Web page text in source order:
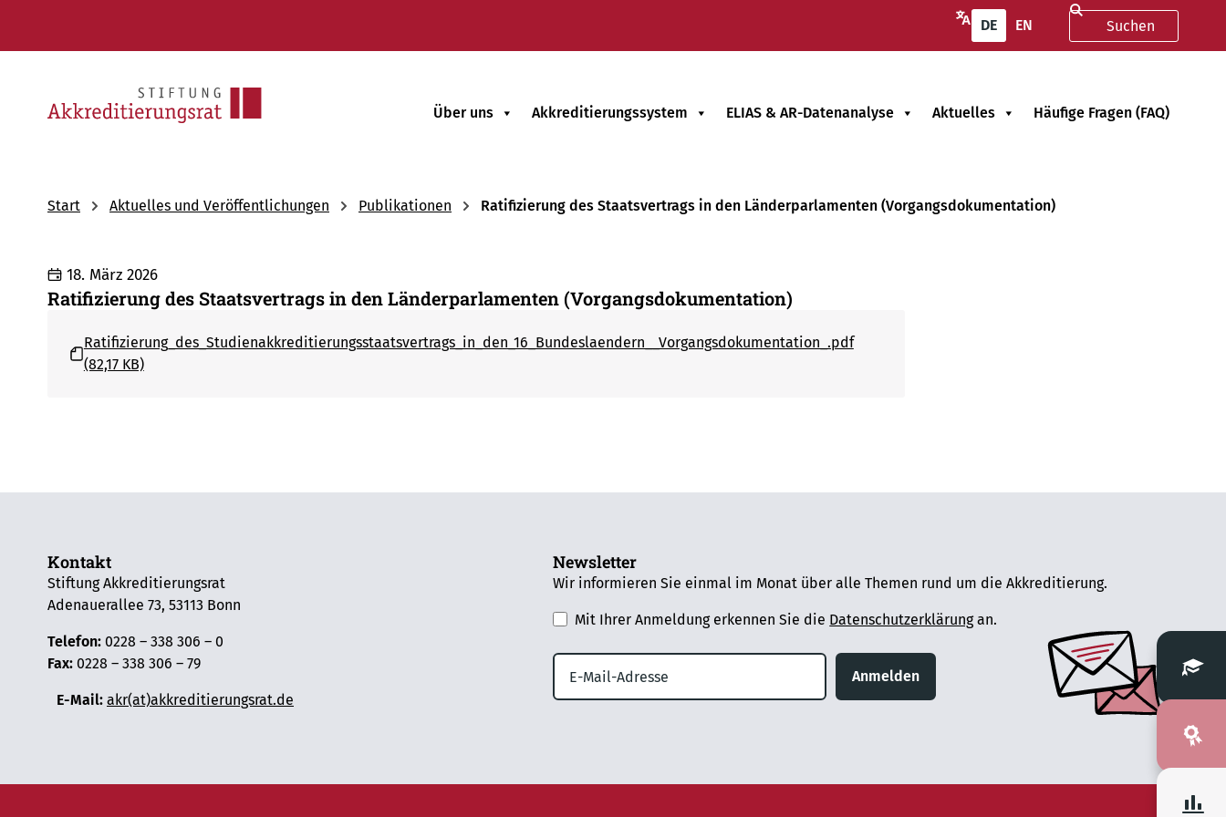
DE EN
Über uns Akkreditierungssystem ELIAS & AR-Datenanalyse Aktuelles Häufige Fragen (FAQ)
Start Aktuelles und Veröffentlichungen Publikationen Ratifizierung des Staatsvertrags in den Länderparlamenten (Vorgangsdokumentation)
18. März 2026
Ratifizierung des Staatsvertrags in den Länderparlamenten (Vorgangsdokumentation)
Ratifizierung_des_Studienakkreditierungsstaatsvertrags_in_den_16_Bundeslaendern__Vorgangsdokumentation_.pdf
(82,17 KB)
Kontakt
Stiftung Akkreditierungsrat
Adenauerallee 73, 53113 Bonn
Telefon: 0228 – 338 306 – 0
Fax: 0228 – 338 306 – 79
E-Mail: akr(at)akkreditierungsrat.de
Newsletter
Wir informieren Sie einmal im Monat über alle Themen rund um die Akkreditierung.
Mit Ihrer Anmeldung erkennen Sie die Datenschutzerklärungan.
Anmelden